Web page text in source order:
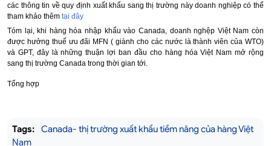
các thông tin về quy định xuất khẩu sang thị trường này doanh nghiệp có thể
tham khảo thêm tại đây
Tóm lại, khi hàng hóa nhập khẩu vào Canada, doanh nghệp Việt Nam còn
được hưởng thuế ưu đãi MFN ( giành cho các nước là thành viên của WTO)
và GPT, đây là những thuận lợi ban đầu cho hàng hóa Việt Nam mở rộng
sang thị trường Canada trong thời gian tới.
Tổng hợp
Tags:
Canada- thị trường xuất khẩu tiềm năng của hàng Việt
Nam